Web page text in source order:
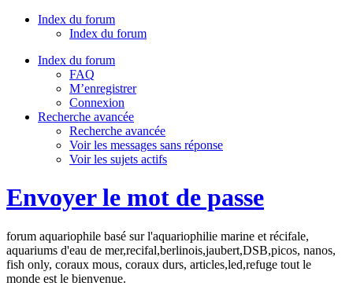
Index du forum
Index du forum
Index du forum
FAQ
M’enregistrer
Connexion
Recherche avancée
Recherche avancée
Voir les messages sans réponse
Voir les sujets actifs
Envoyer le mot de passe
forum aquariophile basé sur l'aquariophilie marine et récifale,
aquariums d'eau de mer,recifal,berlinois,jaubert,DSB,picos, nanos,
fish only, coraux mous, coraux durs, articles,led,refuge tout le
monde est le bienvenue.